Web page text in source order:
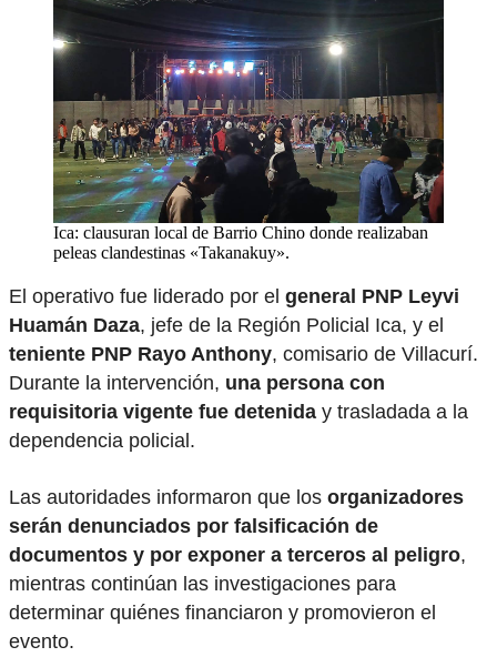
Ica: clausuran local de Barrio Chino donde realizaban
peleas clandestinas «Takanakuy».
El operativo fue liderado por el general PNP Leyvi
Huamán Daza, jefe de la Región Policial Ica, y el
teniente PNP Rayo Anthony, comisario de Villacurí.
Durante la intervención, una persona con
requisitoria vigente fue detenida y trasladada a la
dependencia policial.
Las autoridades informaron que los organizadores
serán denunciados por falsificación de
documentos y por exponer a terceros al peligro,
mientras continúan las investigaciones para
determinar quiénes financiaron y promovieron el
evento.